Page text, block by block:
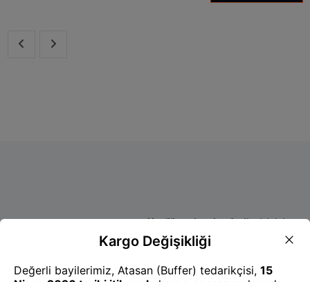
- Yenilik ve hızı keşfedin, işinizi
daha etkili ve verimli bir şekilde
yönetin!